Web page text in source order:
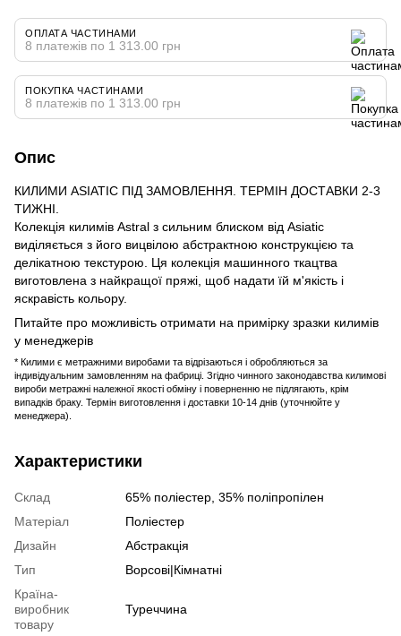
ОПЛАТА ЧАСТИНАМИ
8 платежів по 1 313.00 грн
ПОКУПКА ЧАСТИНАМИ
8 платежів по 1 313.00 грн
Опис
КИЛИМИ ASIATIC ПІД ЗАМОВЛЕННЯ. ТЕРМІН ДОСТАВКИ 2-3
ТИЖНІ.
Колекція килимів Astral з сильним блиском від Asiatic
виділяється з його вицвілою абстрактною конструкцією та
делікатною текстурою. Ця колекція машинного ткацтва
виготовлена ​​з найкращої пряжі, щоб надати їй м'якість і
яскравість кольору.
Питайте про можливість отримати на примірку зразки килимів
у менеджерів
* Килими є метражними виробами та відрізаються і обробляються за
індивідуальним замовленням на фабриці. Згідно чинного законодавства килимові
вироби метражні належної якості обміну і поверненню не підлягають, крім
випадків браку. Термін виготовлення і доставки 10-14 днів (уточнюйте у
менеджера).
Характеристики
Склад
65% поліестер, 35% поліпропілен
Матеріал
Поліестер
Дизайн
Абстракція
Тип
Ворсові|Кімнатні
Країна-
виробник
товару
Туреччина